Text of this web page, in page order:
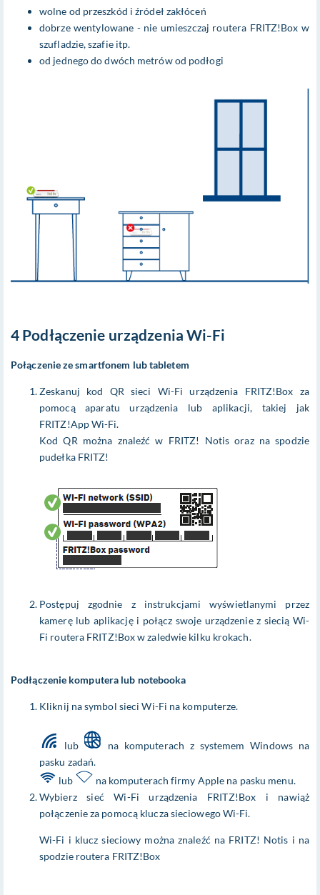
wolne od przeszkód i źródeł zakłóceń
dobrze wentylowane - nie umieszczaj routera FRITZ!Box w
szufladzie, szafie itp.
od jednego do dwóch metrów od podłogi
4 Podłączenie urządzenia Wi-Fi
Połączenie ze smartfonem lub tabletem
Zeskanuj kod QR sieci Wi-Fi urządzenia FRITZ!Box za
pomocą aparatu urządzenia lub aplikacji, takiej jak
FRITZ!App Wi-Fi.
Kod QR można znaleźć w FRITZ! Notis oraz na spodzie
pudełka FRITZ!
Postępuj zgodnie z instrukcjami wyświetlanymi przez
kamerę lub aplikację i połącz swoje urządzenie z siecią Wi-
Fi routera FRITZ!Box w zaledwie kilku krokach.
Podłączenie komputera lub notebooka
Kliknij na symbol sieci Wi-Fi na komputerze.
lub
na komputerach z systemem Windows na
pasku zadań.
lub
na komputerach firmy Apple na pasku menu.
Wybierz sieć Wi-Fi urządzenia FRITZ!Box i nawiąż
połączenie za pomocą klucza sieciowego Wi-Fi.
Wi-Fi i klucz sieciowy można znaleźć na FRITZ! Notis i na
spodzie routera FRITZ!Box